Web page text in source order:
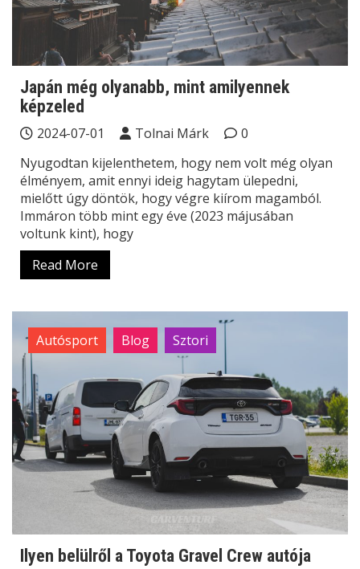
Japán még olyanabb, mint amilyennek
képzeled
2024-07-01 Tolnai Márk
0
Nyugodtan kijelenthetem, hogy nem volt még olyan
élményem, amit ennyi ideig hagytam ülepedni,
mielőtt úgy döntök, hogy végre kiírom magamból.
Immáron több mint egy éve (2023 májusában
voltunk kint), hogy
Read More
Autósport Blog Sztori
Ilyen belülről a Toyota Gravel Crew autója